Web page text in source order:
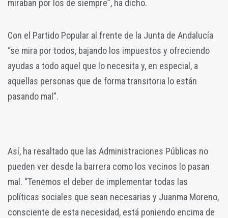
miraban por los de siempre”, ha dicho.
Con el Partido Popular al frente de la Junta de Andalucía
“se mira por todos, bajando los impuestos y ofreciendo
ayudas a todo aquel que lo necesita y, en especial, a
aquellas personas que de forma transitoria lo están
pasando mal”.
Así, ha resaltado que las Administraciones Públicas no
pueden ver desde la barrera como los vecinos lo pasan
mal. “Tenemos el deber de implementar todas las
políticas sociales que sean necesarias y Juanma Moreno,
consciente de esta necesidad, está poniendo encima de